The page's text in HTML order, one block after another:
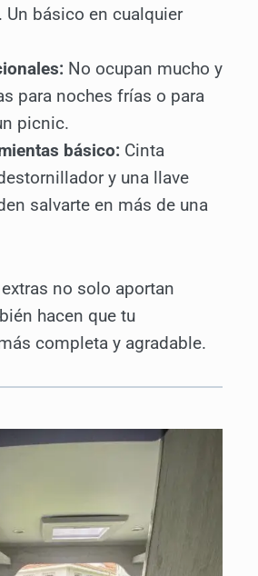
Un básico en cualquier
No ocupan mucho y
para noches frías o para
picnic.
básico: Cinta
y una llave
salvarte en más de una
no solo aportan
hacen que tu
completa y agradable.